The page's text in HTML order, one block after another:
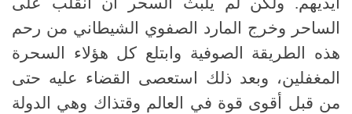
الساحر وخرج المارد الصفوي الشيطاني من رحم
هذه الطريقة الصوفية وابتلع كل هؤلاء السحرة
المغفلين، وبعد ذلك استعصى القضاء عليه حتى
من قبل أقوى قوة في العالم وقتذاك وهي الدولة